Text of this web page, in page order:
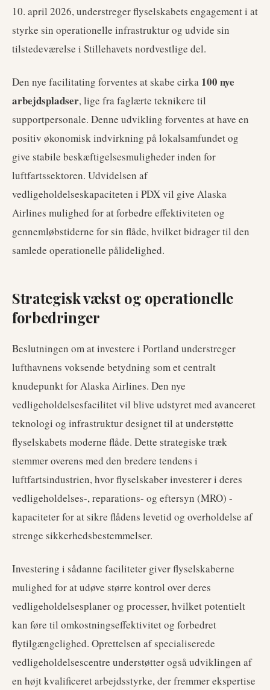
10. april 2026, understreger flyselskabets engagement i at
styrke sin operationelle infrastruktur og udvide sin
tilstedeværelse i Stillehavets nordvestlige del.
Den nye facilitating forventes at skabe cirka 100 nye
arbejdspladser, lige fra faglærte teknikere til
supportpersonale. Denne udvikling forventes at have en
positiv økonomisk indvirkning på lokalsamfundet og
give stabile beskæftigelsesmuligheder inden for
luftfartssektoren. Udvidelsen af
vedligeholdelseskapaciteten i PDX vil give Alaska
Airlines mulighed for at forbedre effektiviteten og
gennemløbstiderne for sin flåde, hvilket bidrager til den
samlede operationelle pålidelighed.
Strategisk vækst og operationelle
forbedringer
Beslutningen om at investere i Portland understreger
lufthavnens voksende betydning som et centralt
knudepunkt for Alaska Airlines. Den nye
vedligeholdelsesfacilitet vil blive udstyret med avanceret
teknologi og infrastruktur designet til at understøtte
flyselskabets moderne flåde. Dette strategiske træk
stemmer overens med den bredere tendens i
luftfartsindustrien, hvor flyselskaber investerer i deres
vedligeholdelses-, reparations- og eftersyn (MRO) -
kapaciteter for at sikre flådens levetid og overholdelse af
strenge sikkerhedsbestemmelser.
Investering i sådanne faciliteter giver flyselskaberne
mulighed for at udøve større kontrol over deres
vedligeholdelsesplaner og processer, hvilket potentielt
kan føre til omkostningseffektivitet og forbedret
flytilgængelighed. Oprettelsen af specialiserede
vedligeholdelsescentre understøtter også udviklingen af
en højt kvalificeret arbejdsstyrke, der fremmer ekspertise